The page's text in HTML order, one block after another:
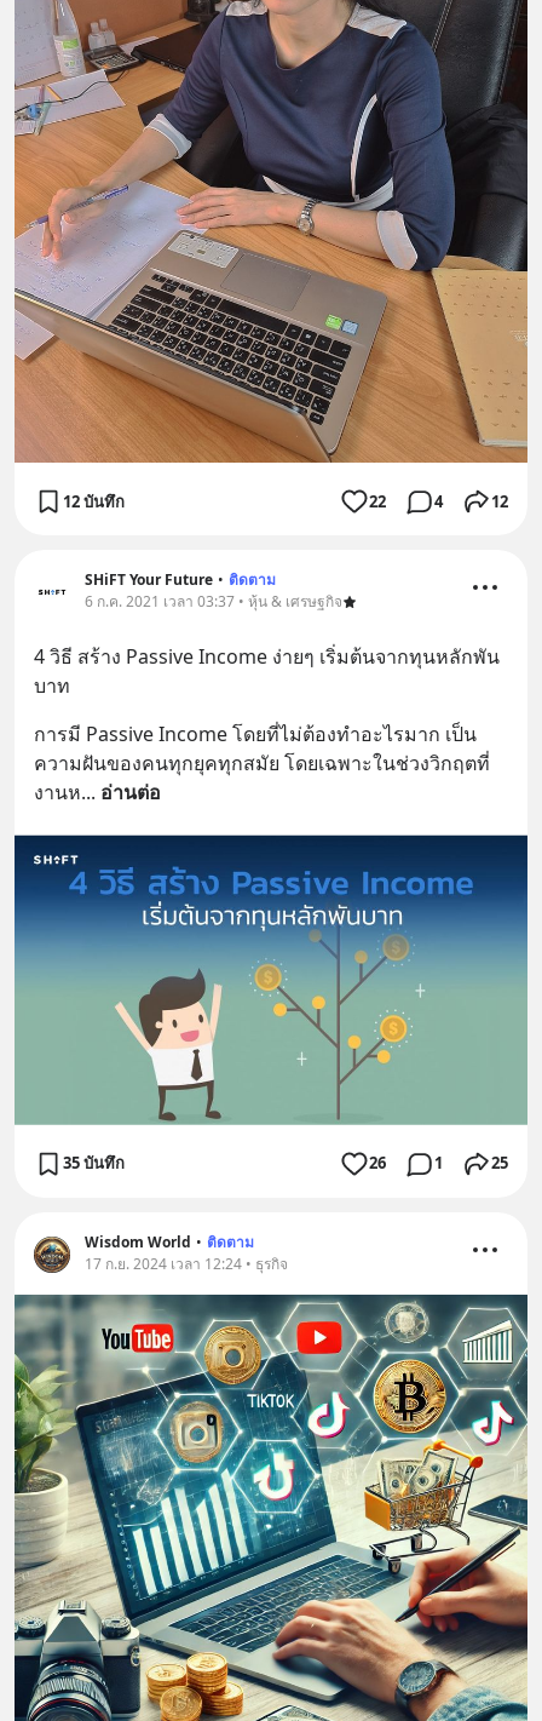
12 บันทึก 22 4 12
SHiFT Your Future • ติดตาม
6 ก.ค. 2021 เวลา 03:37 • หุ้น & เศรษฐกิจ
4 วิธี สร้าง Passive Income ง่ายๆ เริ่มต้นจากทุนหลักพัน
บาท
การมี Passive Income โดยที่ไม่ต้องทำอะไรมาก เป็น
ความฝันของคนทุกยุคทุกสมัย โดยเฉพาะในช่วงวิกฤตที่
งานห... อ่านต่อ
35 บันทึก 26 1 25
Wisdom World • ติดตาม
17 ก.ย. 2024 เวลา 12:24 • ธุรกิจ